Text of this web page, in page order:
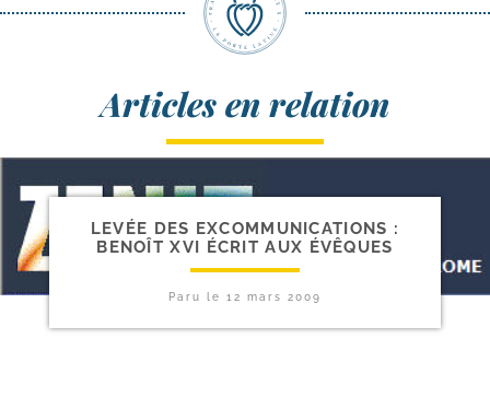
Articles en relation
LEVÉE DES EXCOMMUNICATIONS :
BENOÎT XVI ÉCRIT AUX ÉVÊQUES
Paru le 12 mars 2009